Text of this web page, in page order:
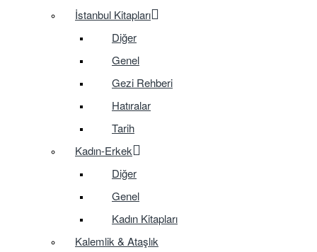
İstanbul Kitapları
Diğer
Genel
Gezi Rehberi
Hatıralar
Tarih
Kadın-Erkek
Diğer
Genel
Kadın Kitapları
Kalemlik & Ataşlık